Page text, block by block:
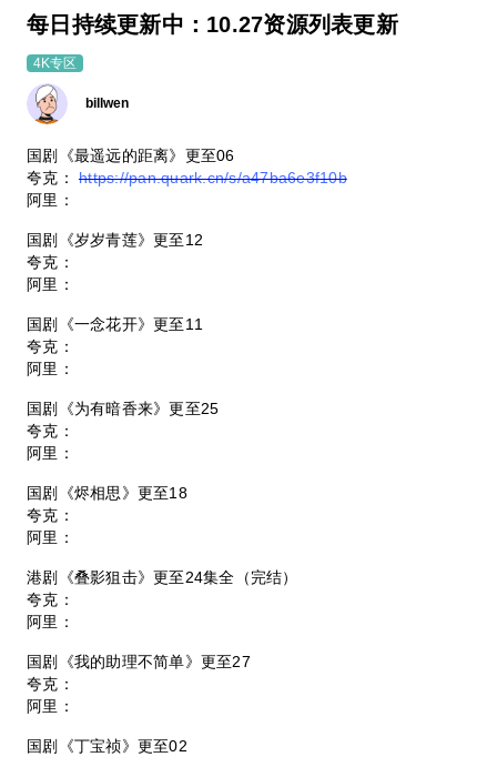
每日持续更新中：10.27资源列表更新
4K专区
billwen
国剧《最遥远的距离》更至06
夸克：https://pan.quark.cn/s/a47ba6e3f10b
阿里：
国剧《岁岁青莲》更至12
夸克：
阿里：
国剧《一念花开》更至11
夸克：
阿里：
国剧《为有暗香来》更至25
夸克：
阿里：
国剧《烬相思》更至18
夸克：
阿里：
港剧《叠影狙击》更至24集全（完结）
夸克：
阿里：
国剧《我的助理不简单》更至27
夸克：
阿里：
国剧《丁宝祯》更至02